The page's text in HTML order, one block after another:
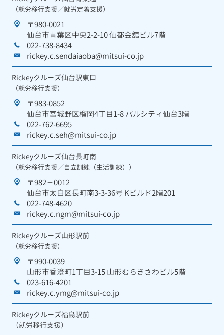
（就労移行支援／就労定着支援）
〒980-0021
仙台市青葉区中央2-2-10 仙都会舘ビル7階
022-738-8434
rickey.c.sendaiaoba@mitsui-co.jp
Rickeyクルーズ仙台駅東口
（就労移行支援）
〒983-0852
仙台市宮城野区榴岡4丁目1-8 パルシティ仙台3階
022-762-6695
rickey.c.seh@mitsui-co.jp
Rickeyクルーズ仙台長町南
（就労移行支援／自立訓練（生活訓練））
〒982－0012
仙台市太白区長町南3-3-36号 Kビルド2階201
022-748-4620
rickey.c.ngm@mitsui-co.jp
Rickeyクルーズ山形駅前
（就労移行支援）
〒990-0039
山形市香澄町1丁目3-15 山形むらきさわビル5階
023-616-4201
rickey.c.ymg@mitsui-co.jp
Rickeyクルーズ福島駅前
（就労移行支援）